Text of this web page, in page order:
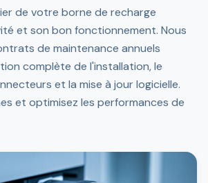
de votre borne de recharge
et son bon fonctionnement. Nous
de maintenance annuels
complète de l'installation, le
et la mise à jour logicielle.
et optimisez les performances de